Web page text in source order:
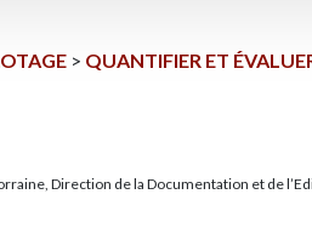
> QUANTIFIER ET
Direction de la Documentation et de